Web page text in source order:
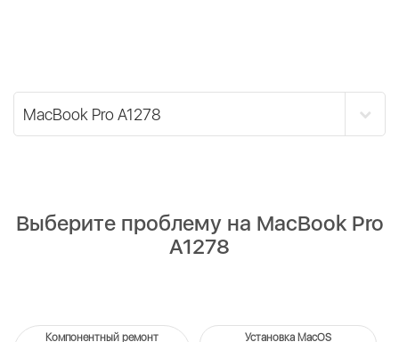
Выберите проблему на MacBook Pro
A1278
Компонентный ремонт
Установка MacOS